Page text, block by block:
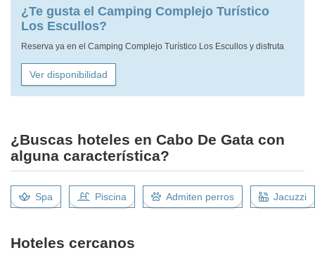
¿Te gusta el Camping Complejo Turístico
Los Escullos?
Reserva ya en el Camping Complejo Turístico Los Escullos y disfruta
Ver disponibilidad
¿Buscas hoteles en Cabo De Gata con
alguna característica?
Spa Piscina Admiten perros Jacuzzi
Hoteles cercanos